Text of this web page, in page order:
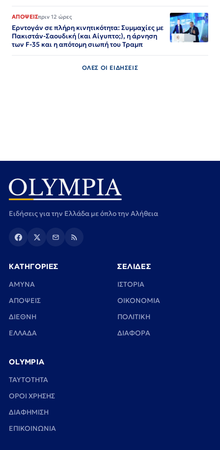
ΑΠΟΨΕΙΣπριν 12 ώρες
Ερντογάν σε πλήρη κινητικότητα: Συμμαχίες με
Πακιστάν-Σαουδική (και Αίγυπτο;), η άρνηση
των F-35 και η απότομη σιωπή του Τραμπ
ΟΛΕΣ ΟΙ ΕΙΔΗΣΕΙΣ
Ειδήσεις για την Ελλάδα με όπλο την Αλήθεια
ΚΑΤΗΓΟΡΙΕΣ
ΑΜΥΝΑ
ΑΠΟΨΕΙΣ
ΔΙΕΘΝΗ
ΕΛΛΑΔΑ
ΣΕΛΙΔΕΣ
ΙΣΤΟΡΙΑ
ΟΙΚΟΝΟΜΙΑ
ΠΟΛΙΤΙΚΗ
ΔΙΑΦΟΡΑ
OLYMPIA
TAYTOTHTA
ΟΡΟΙ ΧΡΗΣΗΣ
ΔΙΑΦΗΜΙΣΗ
ΕΠΙΚΟΙΝΩΝΙΑ